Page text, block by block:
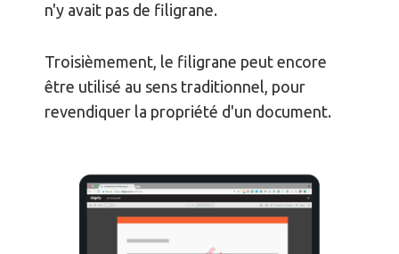
n'y avait pas de filigrane.
Troisièmement, le filigrane peut encore
être utilisé au sens traditionnel, pour
revendiquer la propriété d'un document.